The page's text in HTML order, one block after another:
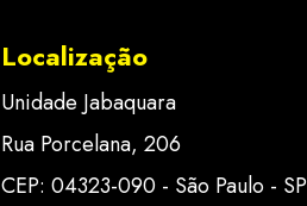
Localização
Unidade Jabaquara
Rua Porcelana, 206
CEP: 04323-090 - São Paulo - SP